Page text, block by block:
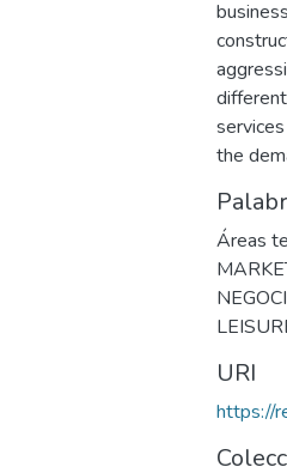
the
Áreas
URI
https://